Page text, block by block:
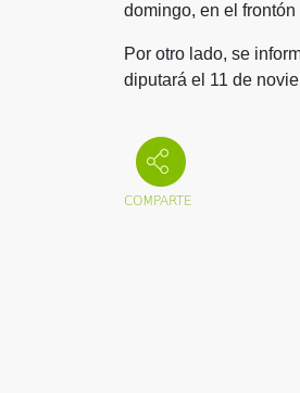
domingo, en el
Por otro lado, se
diputará el 11 de